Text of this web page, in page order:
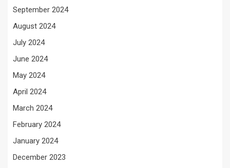
September 2024
August 2024
July 2024
June 2024
May 2024
April 2024
March 2024
February 2024
January 2024
December 2023